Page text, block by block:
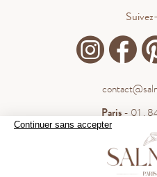
Continuer sans accepter
Paris- 01 .
- 05
WhatsApp- 07 .